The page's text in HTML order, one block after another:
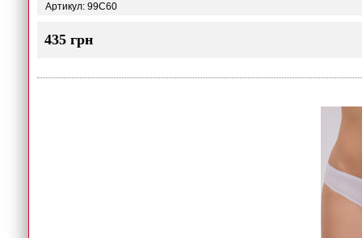
Артикул: 99C60
435 грн